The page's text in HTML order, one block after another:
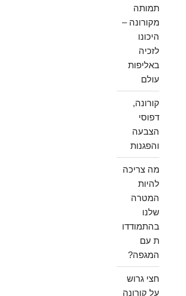
תמותה
מקורונה –
היכונו
לזכיה
באליפות
עולם
קורונה,
דפוסי
הצבעה
והפגנות
מה צריכה
להיות
המטרה
שלנו
בהתמודדו
ת עם
המגפה?
חצי גרוש
על קורונה